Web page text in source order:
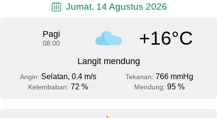
Jumat, 14 Agustus 2026
Pagi
08:00 +16°C
Langit mendung
Angin: Selatan, 0.4 m/s Tekanan: 766 mmHg
Kelembaban: 72 % Mendung: 95 %